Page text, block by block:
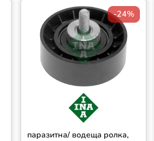
-24%
паразитна/ водеща ролка,